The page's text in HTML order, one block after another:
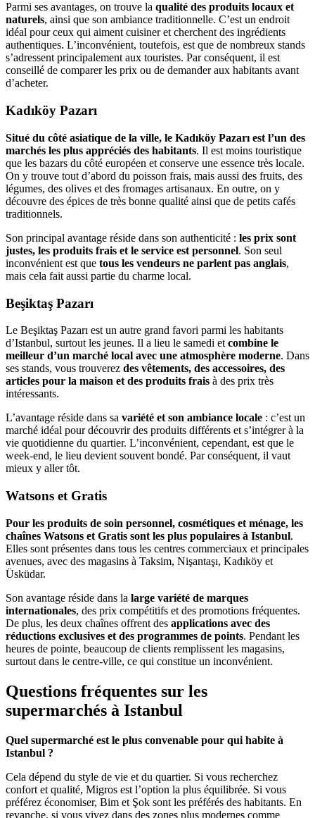
Parmi ses avantages, on trouve la qualité des produits locaux et
naturels, ainsi que son ambiance traditionnelle. C’est un endroit
idéal pour ceux qui aiment cuisiner et cherchent des ingrédients
authentiques. L’inconvénient, toutefois, est que de nombreux stands
s’adressent principalement aux touristes. Par conséquent, il est
conseillé de comparer les prix ou de demander aux habitants avant
d’acheter.
Kadıköy Pazarı
Situé du côté asiatique de la ville, le Kadıköy Pazarı est l’un des
marchés les plus appréciés des habitants. Il est moins touristique
que les bazars du côté européen et conserve une essence très locale.
On y trouve tout d’abord du poisson frais, mais aussi des fruits, des
légumes, des olives et des fromages artisanaux. En outre, on y
découvre des épices de très bonne qualité ainsi que de petits cafés
traditionnels.
Son principal avantage réside dans son authenticité : les prix sont
justes, les produits frais et le service est personnel. Son seul
inconvénient est que tous les vendeurs ne parlent pas anglais,
mais cela fait aussi partie du charme local.
Beşiktaş Pazarı
Le Beşiktaş Pazarı est un autre grand favori parmi les habitants
d’Istanbul, surtout les jeunes. Il a lieu le samedi et combine le
meilleur d’un marché local avec une atmosphère moderne. Dans
ses stands, vous trouverez des vêtements, des accessoires, des
articles pour la maison et des produits frais à des prix très
intéressants.
L’avantage réside dans sa variété et son ambiance locale : c’est un
marché idéal pour découvrir des produits différents et s’intégrer à la
vie quotidienne du quartier. L’inconvénient, cependant, est que le
week-end, le lieu devient souvent bondé. Par conséquent, il vaut
mieux y aller tôt.
Watsons et Gratis
Pour les produits de soin personnel, cosmétiques et ménage, les
chaînes Watsons et Gratis sont les plus populaires à Istanbul.
Elles sont présentes dans tous les centres commerciaux et principales
avenues, avec des magasins à Taksim, Nişantaşı, Kadıköy et
Üsküdar.
Son avantage réside dans la large variété de marques
internationales, des prix compétitifs et des promotions fréquentes.
De plus, les deux chaînes offrent des applications avec des
réductions exclusives et des programmes de points. Pendant les
heures de pointe, beaucoup de clients remplissent les magasins,
surtout dans le centre-ville, ce qui constitue un inconvénient.
Questions fréquentes sur les
supermarchés à Istanbul
Quel supermarché est le plus convenable pour qui habite à
Istanbul ?
Cela dépend du style de vie et du quartier. Si vous recherchez
confort et qualité, Migros est l’option la plus équilibrée. Si vous
préférez économiser, Bim et Şok sont les préférés des habitants. En
revanche, si vous vivez dans des zones plus modernes comme